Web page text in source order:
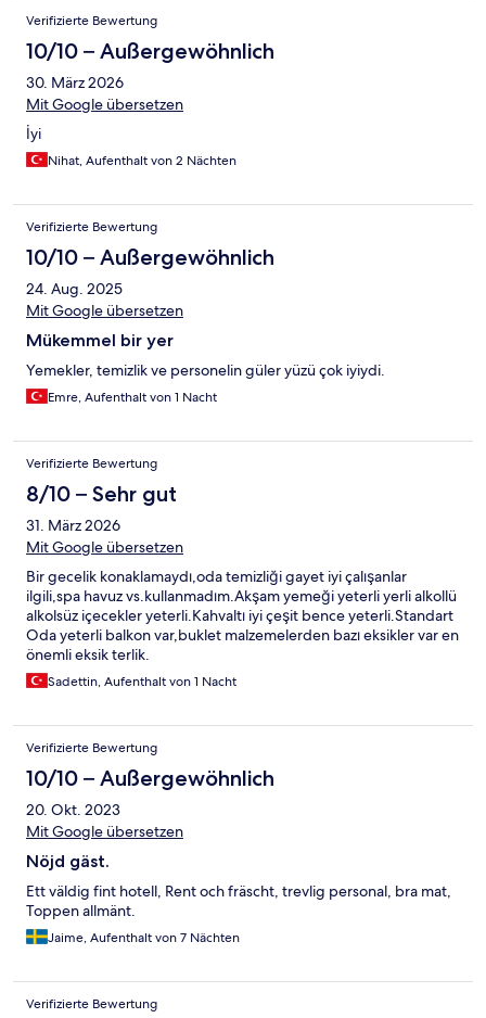
Verifizierte Bewertung
10/10 – Außergewöhnlich
30. März 2026
Mit Google übersetzen
İyi
Nihat, Aufenthalt von 2 Nächten
Verifizierte Bewertung
10/10 – Außergewöhnlich
24. Aug. 2025
Mit Google übersetzen
Mükemmel bir yer
Yemekler, temizlik ve personelin güler yüzü çok iyiydi.
Emre, Aufenthalt von 1 Nacht
Verifizierte Bewertung
8/10 – Sehr gut
31. März 2026
Mit Google übersetzen
Bir gecelik konaklamaydı,oda temizliği gayet iyi çalışanlar
ilgili,spa havuz vs.kullanmadım.Akşam yemeği yeterli yerli alkollü
alkolsüz içecekler yeterli.Kahvaltı iyi çeşit bence yeterli.Standart
Oda yeterli balkon var,buklet malzemelerden bazı eksikler var en
önemli eksik terlik.
Sadettin, Aufenthalt von 1 Nacht
Verifizierte Bewertung
10/10 – Außergewöhnlich
20. Okt. 2023
Mit Google übersetzen
Nöjd gäst.
Ett väldig fint hotell, Rent och fräscht, trevlig personal, bra mat,
Toppen allmänt.
Jaime, Aufenthalt von 7 Nächten
Verifizierte Bewertung